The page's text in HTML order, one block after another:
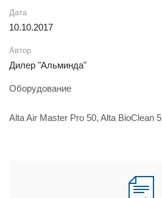
Дата
10.10.2017
Автор
Дилер "Альминда"
Оборудование
Alta Air Master Pro 50, Alta BioClean 5